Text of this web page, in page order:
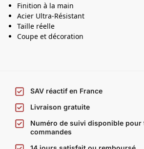
Finition à la main
Acier Ultra-Résistant
Taille réelle
Coupe et décoration
SAV réactif en France
Livraison gratuite
Numéro de suivi disponible pour
commandes